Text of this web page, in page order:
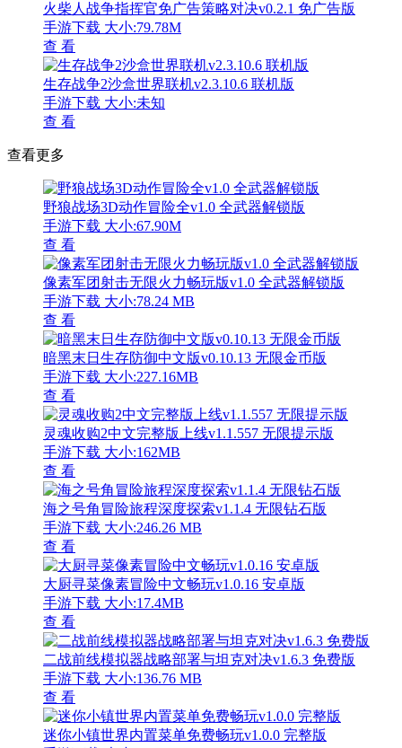
火柴人战争指挥官免广告策略对决v0.2.1 免广告版
手游下载 大小:79.78M
查 看
生存战争2沙盒世界联机v2.3.10.6 联机版
手游下载 大小:未知
查 看
查看更多
野狼战场3D动作冒险全v1.0 全武器解锁版
手游下载 大小:67.90M
查 看
像素军团射击无限火力畅玩版v1.0 全武器解锁版
手游下载 大小:78.24 MB
查 看
暗黑末日生存防御中文版v0.10.13 无限金币版
手游下载 大小:227.16MB
查 看
灵魂收购2中文完整版上线v1.1.557 无限提示版
手游下载 大小:162MB
查 看
海之号角冒险旅程深度探索v1.1.4 无限钻石版
手游下载 大小:246.26 MB
查 看
大厨寻菜像素冒险中文畅玩v1.0.16 安卓版
手游下载 大小:17.4MB
查 看
二战前线模拟器战略部署与坦克对决v1.6.3 免费版
手游下载 大小:136.76 MB
查 看
迷你小镇世界内置菜单免费畅玩v1.0.0 完整版